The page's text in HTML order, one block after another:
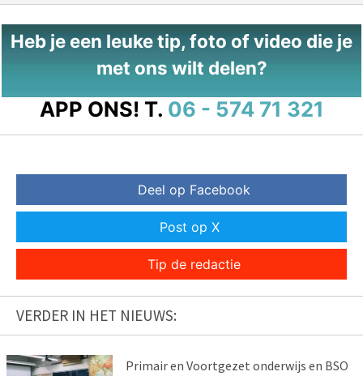
Heb je een leuke tip, foto of video die je
met ons wilt delen?
APP ONS! T. 06 - 574 71 321
Deel op Facebook
Post op X
Tip de redactie
VERDER IN HET NIEUWS:
Primair en Voortgezet onderwijs en BSO